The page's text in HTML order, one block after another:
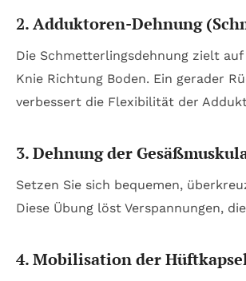
2. Adduktoren-Dehnung
Die Schmetterlingsdehnung zielt
Knie Richtung Boden. Ein gerader
verbessert die Flexibilität der
3. Dehnung der
Setzen Sie sich bequemen,
Diese Übung löst Verspannungen,
4. Mobilisation der